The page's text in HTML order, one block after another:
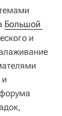
Большой
и
и